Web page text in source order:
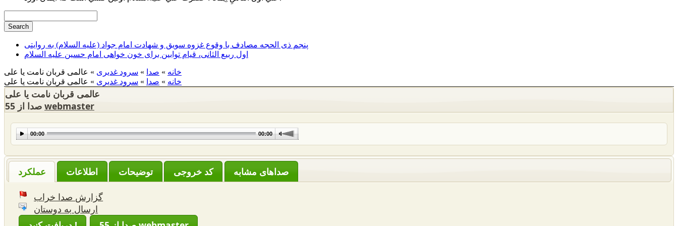
پنجم ذی الحجه مصادف با وقوع غزوه سویق و شهادت امام جواد (علیه السلام) به روایتی
اول ربیع الثانی، قیام توابین برای خون خواهی امام حسین علیه السلام
خانه » صدا » سرود غدیری » عالمی قربان نامت یا علی
خانه » صدا » سرود غدیری » عالمی قربان نامت یا علی
عالمی قربان نامت یا علی
webmaster
00:00 00:00
عملکرد ‌توضیحات کد خروجی‌ صداهای مشابه
گزارش صدا خراب
ارسال به دوستان